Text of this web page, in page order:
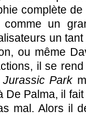
complète
un
un
ou même
il se
Jurassic Park
De Palma, il
mal. Alors il